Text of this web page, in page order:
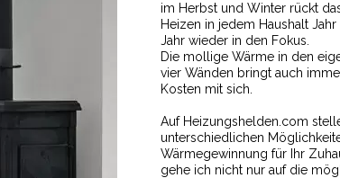
im Herbst und Winter rückt
Heizen in jedem Haushalt Jahr
Jahr wieder in den Fokus.
Die mollige Wärme in den
vier Wänden bringt auch
Kosten mit sich.
Auf Heizungshelden.com
unterschiedlichen
Wärmegewinnung für Ihr
gehe ich nicht nur auf die